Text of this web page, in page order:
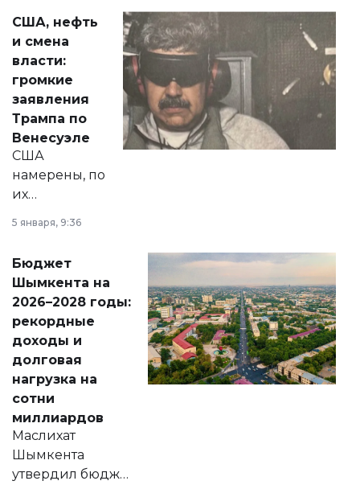
актуальных тем —
от слухов о
политических
реформах до
вопросов армии,
экономики и
личного здоровья.
США, нефть
и смена
власти:
громкие
заявления
Трампа по
Венесуэле
США
намерены, по
их
принести
народу
Венесуэлы.
5 января, 9:36
Бюджет
Шымкента на
2026–2028 годы:
рекордные
доходы и
долговая
нагрузка на
сотни
миллиардов
Маслихат
Шымкента
утвердил бюджет